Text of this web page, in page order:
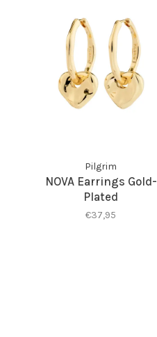
Pilgrim
NOVA Earrings Gold-
Plated
€37,95